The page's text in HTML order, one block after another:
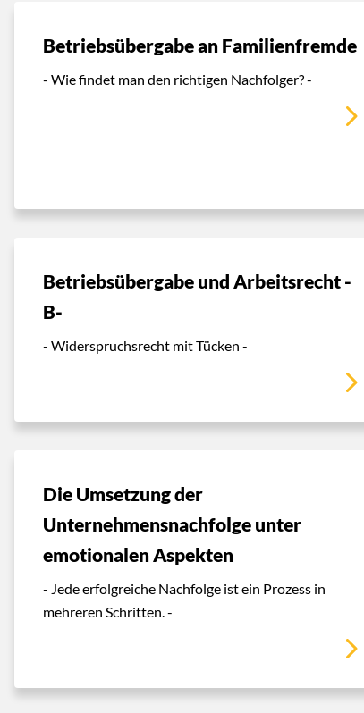
Betriebsübergabe an Familienfremde
- Wie findet man den richtigen Nachfolger? -
Betriebsübergabe und Arbeitsrecht -
B-
- Widerspruchsrecht mit Tücken -
Die Umsetzung der
Unternehmensnachfolge unter
emotionalen Aspekten
- Jede erfolgreiche Nachfolge ist ein Prozess in
mehreren Schritten. -